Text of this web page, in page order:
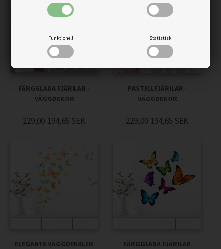
Funktionell Statistisk
FÄRGGLADA FJÄRILAR -
VÄGGDEKOR
229,00 194,65 SEK
PASTELLFJÄRILAR -
VÄGGDEKOR
229,00 194,65 SEK
ELEGANTA VÄGGDEKALER
FÄRGGLADA FJÄRILAR